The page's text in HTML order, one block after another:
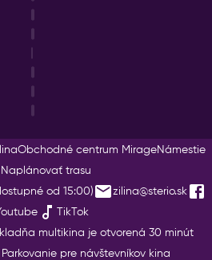
Obchodné centrum MirageNámestie
Naplánovať trasu
od 15:00)
zilina@sterio.sk
TikTok
multikina je otvorená 30 minút
Parkovanie pre návštevníkov kina